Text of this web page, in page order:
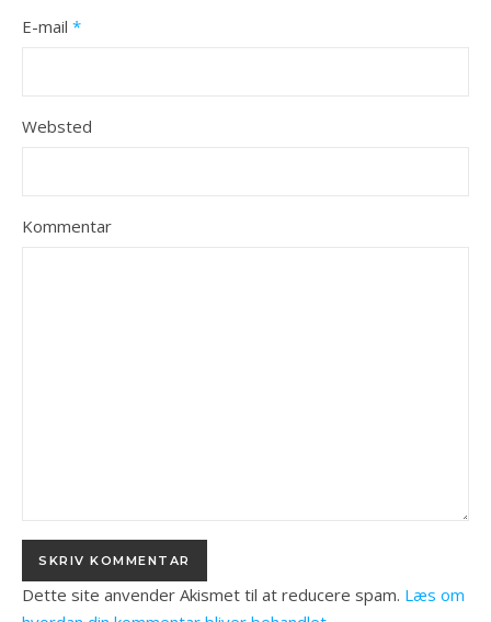
E-mail *
Websted
Kommentar
Dette site anvender Akismet til at reducere spam. Læs om